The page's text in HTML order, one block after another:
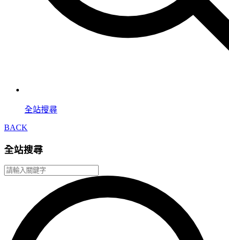
全站搜尋
BACK
全站搜尋